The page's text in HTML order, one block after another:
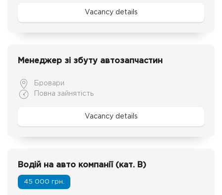
Vacancy details
Менеджер зі збуту автозапчастин
Бровари
Повна зайнятість
Vacancy details
Водій на авто компанії (кат. В)
45 000 грн.